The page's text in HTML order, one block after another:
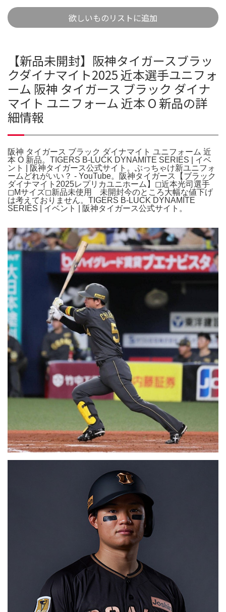
欲しいものリストに追加
【新品未開封】阪神タイガースブラッ
クダイナマイト2025 近本選手ユニフォ
ーム 阪神 タイガース ブラック ダイナ
マイト ユニフォーム 近本 O 新品の詳
細情報
阪神 タイガース ブラック ダイナマイト ユニフォーム 近
本 O 新品。TIGERS B-LUCK DYNAMITE SERIES | イベ
ント | 阪神タイガース公式サイト。ぶっちゃけ新ユニフォ
ームどれがいい？ - YouTube。阪神タイガース【ブラック
ダイナマイト2025レプリカユニホーム】◻︎近本光司選手
◻︎Mサイズ◻︎新品未使用 未開封今のところ大幅な値下げ
は考えておりません。TIGERS B-LUCK DYNAMITE
SERIES | イベント | 阪神タイガース公式サイト。